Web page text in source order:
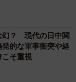
トがさらに明ら
った者たちは全
いった行為をし
かれた状況はど
どうだったのか
で3万円払った」
幻？ 現代の日中関
的な軍事衝突や経
こそ重視